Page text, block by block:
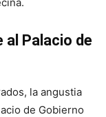
al Palacio de
la angustia
de Gobierno